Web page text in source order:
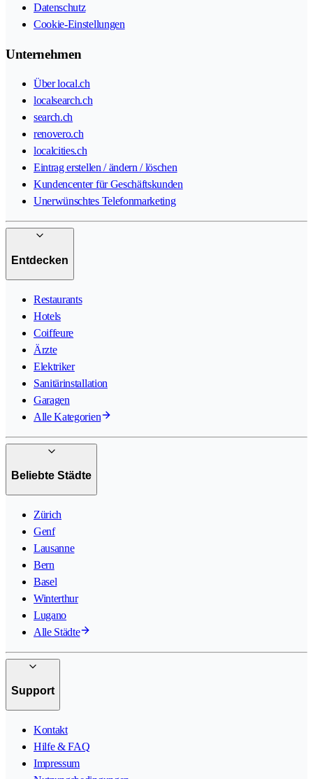
Datenschutz
Cookie-Einstellungen
Unternehmen
Über local.ch
localsearch.ch
search.ch
renovero.ch
localcities.ch
Eintrag erstellen / ändern / löschen
Kundencenter für Geschäftskunden
Unerwünschtes Telefonmarketing
Entdecken
Restaurants
Hotels
Coiffeure
Ärzte
Elektriker
Sanitärinstallation
Garagen
Alle Kategorien
Beliebte Städte
Zürich
Genf
Lausanne
Bern
Basel
Winterthur
Lugano
Alle Städte
Support
Kontakt
Hilfe & FAQ
Impressum